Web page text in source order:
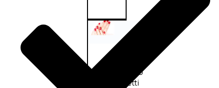
Unghie
Smalto
effetti